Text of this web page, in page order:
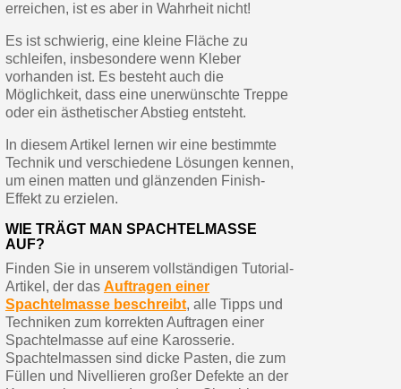
erreichen, ist es aber in Wahrheit nicht!
Es ist schwierig, eine kleine Fläche zu
schleifen, insbesondere wenn Kleber
vorhanden ist. Es besteht auch die
Möglichkeit, dass eine unerwünschte Treppe
oder ein ästhetischer Abstieg entsteht.
In diesem Artikel lernen wir eine bestimmte
Technik und verschiedene Lösungen kennen,
um einen matten und glänzenden Finish-
Effekt zu erzielen.
WIE TRÄGT MAN SPACHTELMASSE
AUF?
Finden Sie in unserem vollständigen Tutorial-
Artikel, der das Auftragen einer
Spachtelmasse beschreibt, alle Tipps und
Techniken zum korrekten Auftragen einer
Spachtelmasse auf eine Karosserie.
Spachtelmassen sind dicke Pasten, die zum
Füllen und Nivellieren großer Defekte an der